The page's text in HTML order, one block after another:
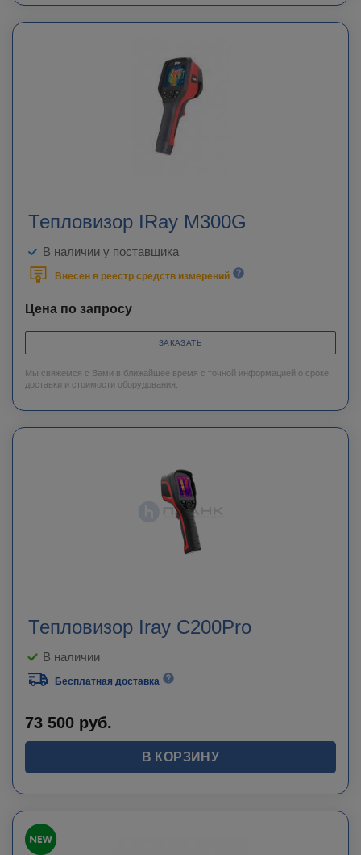
Тепловизор IRay M300G
В наличии у поставщика
Внесен в реестр средств измерений
Цена по запросу
ЗАКАЗАТЬ
Мы свяжемся с Вами в ближайшее время с точной информацией о сроке
доставки и стоимости оборудования.
Тепловизор Iray C200Pro
В наличии
Бесплатная доставка
73 500 руб.
В КОРЗИНУ